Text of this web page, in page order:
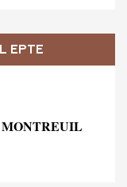
EPTE
MONTREUIL